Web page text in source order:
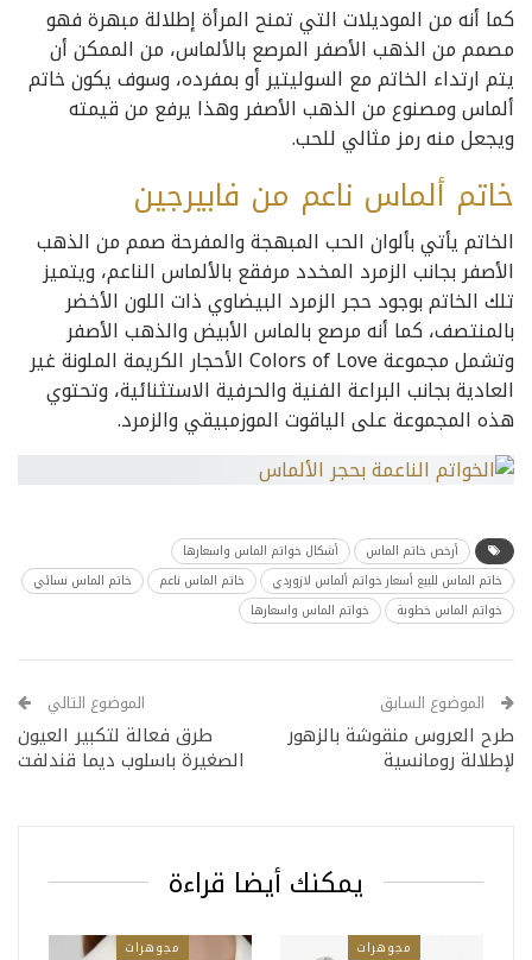
كما أنه من الموديلات التي تمنح المرأة إطلالة مبهرة فهو
مصمم من الذهب الأصفر المرصع بالألماس، من الممكن أن
يتم ارتداء الخاتم مع السوليتير أو بمفرده، وسوف يكون خاتم
ألماس ومصنوع من الذهب الأصفر وهذا يرفع من قيمته
ويجعل منه رمز مثالي للحب.
خاتم ألماس ناعم من فابيرجين
الخاتم يأتي بألوان الحب المبهجة والمفرحة صمم من الذهب
الأصفر بجانب الزمرد المخدد مرفقع بالألماس الناعم، ويتميز
تلك الخاتم بوجود حجر الزمرد البيضاوي ذات اللون الأخضر
بالمنتصف، كما أنه مرصع بالماس الأبيض والذهب الأصفر
وتشمل مجموعة Colors of Love الأحجار الكريمة الملونة غير
العادية بجانب البراعة الفنية والحرفية الاستثنائية، وتحتوي
هذه المجموعة على الياقوت الموزمبيقي والزمرد.
أرخص خاتم الماس
أشكال خواتم الماس واسعارها
خاتم الماس للبيع أسعار خواتم ألماس لازوردي
خاتم الماس ناعم
خاتم الماس نسائي
خواتم الماس خطوبة
خواتم الماس واسعارها
الموضوع السابق
طرح العروس منقوشة بالزهور
لإطلالة رومانسية
الموضوع التالي
طرق فعالة لتكبير العيون
الصغيرة باسلوب ديما قندلفت
يمكنك أيضا قراءة
مجوهرات مجوهرات